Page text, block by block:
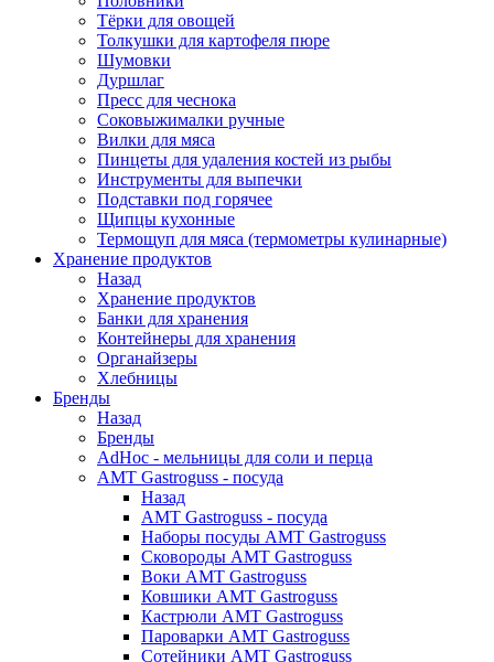
Тёрки для овощей
Толкушки для картофеля пюре
Шумовки
Дуршлаг
Пресс для чеснока
Соковыжималки ручные
Вилки для мяса
Пинцеты для удаления костей из рыбы
Инструменты для выпечки
Подставки под горячее
Щипцы кухонные
Термощуп для мяса (термометры кулинарные)
Хранение продуктов
Назад
Хранение продуктов
Банки для хранения
Контейнеры для хранения
Органайзеры
Хлебницы
Бренды
Назад
Бренды
AdHoc - мельницы для соли и перца
AMT Gastroguss - посуда
Назад
AMT Gastroguss - посуда
Наборы посуды AMT Gastroguss
Сковороды AMT Gastroguss
Воки AMT Gastroguss
Ковшики AMT Gastroguss
Кастрюли AMT Gastroguss
Пароварки AMT Gastroguss
Сотейники AMT Gastroguss